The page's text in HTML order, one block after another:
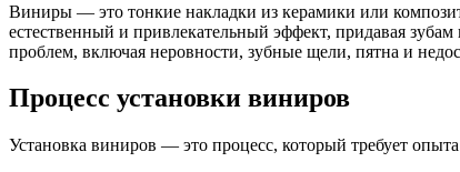
Виниры — это тонкие накладки из керамики или
естественный и привлекательный эффект, придавая
проблем, включая неровности, зубные щели, пятна и
Процесс установки виниров
Установка виниров — это процесс, который требует